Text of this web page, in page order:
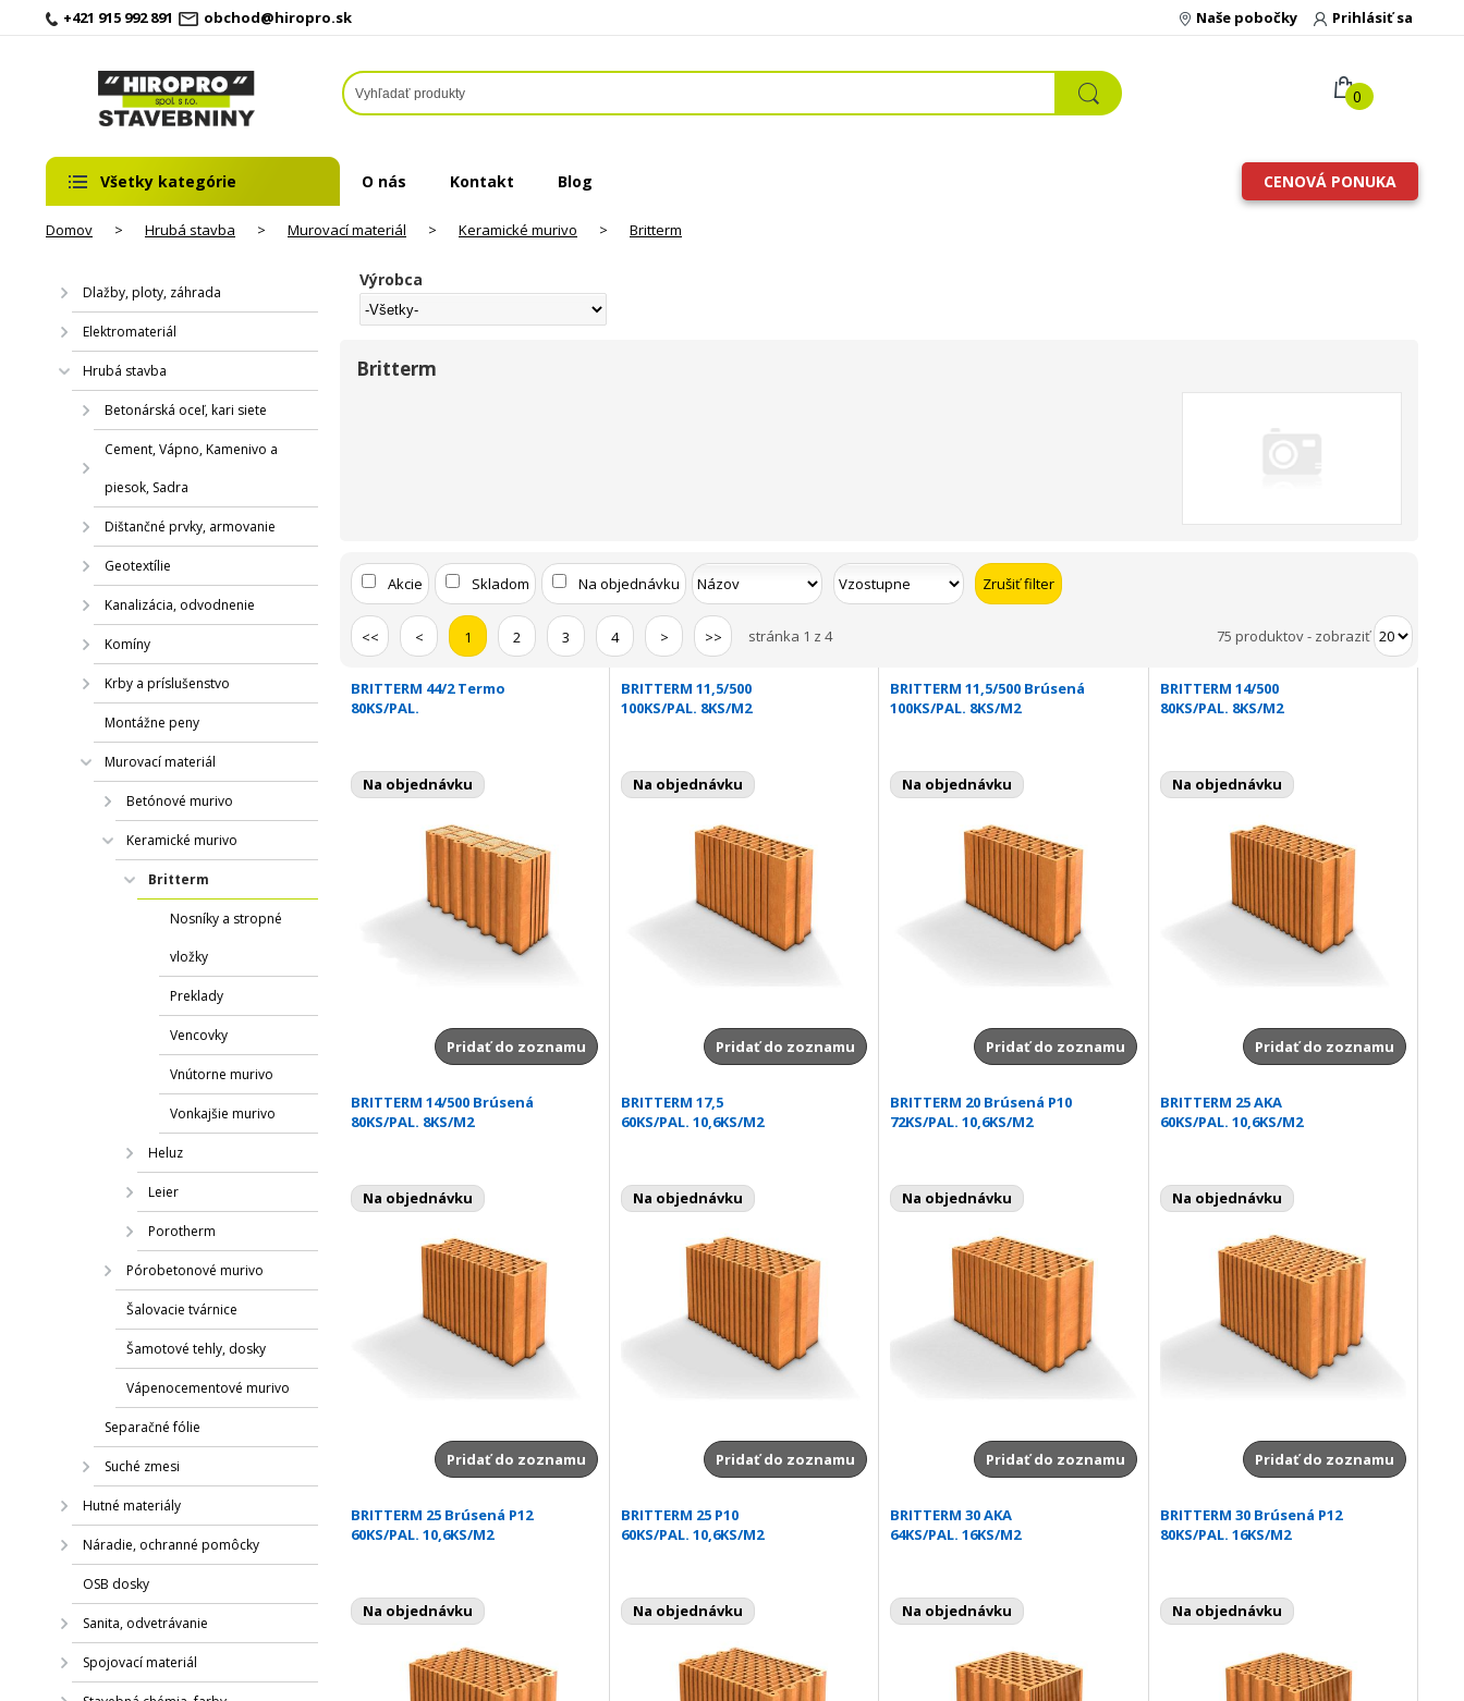
+421 915 992 891 obchod@hiropro.sk Prihlásiť sa
Naše pobočky
0
Všetky kategórie O nás Kontakt Blog CENOVÁ PONUKA
Domov > Hrubá stavba > Murovací materiál > Keramické murivo > Britterm
Dlažby, ploty, záhrada
Elektromateriál
Hrubá stavba
Betonárská oceľ, kari siete
Cement, Vápno, Kamenivo a
piesok, Sadra
Dištančné prvky, armovanie
Geotextílie
Kanalizácia, odvodnenie
Komíny
Krby a príslušenstvo
Montážne peny
Murovací materiál
Betónové murivo
Keramické murivo
Britterm
Nosníky a stropné
vložky
Preklady
Vencovky
Vnútorne murivo
Vonkajšie murivo
Heluz
Leier
Porotherm
Pórobetonové murivo
Šalovacie tvárnice
Šamotové tehly, dosky
Vápenocementové murivo
Separačné fólie
Suché zmesi
Hutné materiály
Náradie, ochranné pomôcky
OSB dosky
Sanita, odvetrávanie
Spojovací materiál
Výrobca
Britterm
Akcie Skladom Na objednávku
<< < 1 2 3 4 > >> stránka 1 z 4 75 produktov- zobraziť
BRITTERM 44/2 Termo
80KS/PAL.
Na objednávku
Pridať do zoznamu
BRITTERM 11,5/500
100KS/PAL. 8KS/M2
Na objednávku
Pridať do zoznamu
BRITTERM 11,5/500 Brúsená
100KS/PAL. 8KS/M2
Na objednávku
Pridať do zoznamu
BRITTERM 14/500
80KS/PAL. 8KS/M2
Na objednávku
Pridať do zoznamu
BRITTERM 14/500 Brúsená
80KS/PAL. 8KS/M2
Na objednávku
Pridať do zoznamu
BRITTERM 17,5
60KS/PAL. 10,6KS/M2
Na objednávku
Pridať do zoznamu
BRITTERM 20 Brúsená P10
72KS/PAL. 10,6KS/M2
Na objednávku
Pridať do zoznamu
BRITTERM 25 AKA
60KS/PAL. 10,6KS/M2
Na objednávku
Pridať do zoznamu
BRITTERM 25 Brúsená P12
60KS/PAL. 10,6KS/M2
Na objednávku
BRITTERM 25 P10
60KS/PAL. 10,6KS/M2
Na objednávku
BRITTERM 30 AKA
64KS/PAL. 16KS/M2
Na objednávku
BRITTERM 30 Brúsená P12
80KS/PAL. 16KS/M2
Na objednávku